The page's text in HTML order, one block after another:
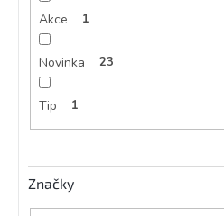
Akce 1
Novinka 23
Tip 1
Značky